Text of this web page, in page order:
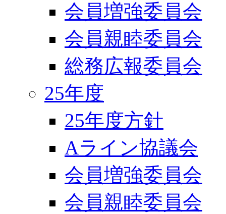
会員増強委員会
会員親睦委員会
総務広報委員会
25年度
25年度方針
Aライン協議会
会員増強委員会
会員親睦委員会